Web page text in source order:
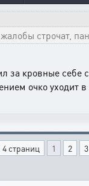
строчат,
за кровные себе
очко уходит
4 страниц 1 2 3